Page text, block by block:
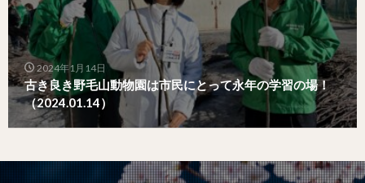
2024年1月14日
古き良き野毛山動物園は市民にとって永年の学習の場！
（2024.01.14）